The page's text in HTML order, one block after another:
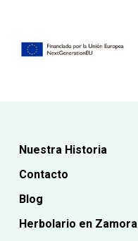
Nuestra Historia
Contacto
Blog
Herbolario en Zamora